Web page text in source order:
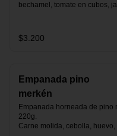
bechamel, tomate en cubos,
$3.200
Empanada pino
merkén
Empanada horneada de pino
220g.
Carne molida, cebolla,